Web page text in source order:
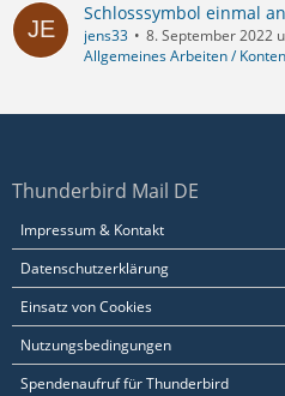
Schlosssymbol einmal
jens33
8. September 2022
Allgemeines Arbeiten /
Thunderbird Mail DE
Impressum & Kontakt
Datenschutzerklärung
Einsatz von Cookies
Nutzungsbedingungen
Spendenaufruf für Thunderbird